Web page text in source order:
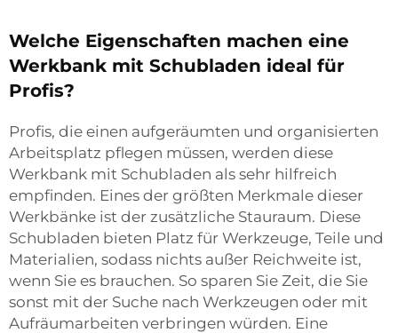
Welche Eigenschaften machen eine
Werkbank mit Schubladen ideal für
Profis?
Profis, die einen aufgeräumten und organisierten
Arbeitsplatz pflegen müssen, werden diese
Werkbank mit Schubladen als sehr hilfreich
empfinden. Eines der größten Merkmale dieser
Werkbänke ist der zusätzliche Stauraum. Diese
Schubladen bieten Platz für Werkzeuge, Teile und
Materialien, sodass nichts außer Reichweite ist,
wenn Sie es brauchen. So sparen Sie Zeit, die Sie
sonst mit der Suche nach Werkzeugen oder mit
Aufräumarbeiten verbringen würden. Eine